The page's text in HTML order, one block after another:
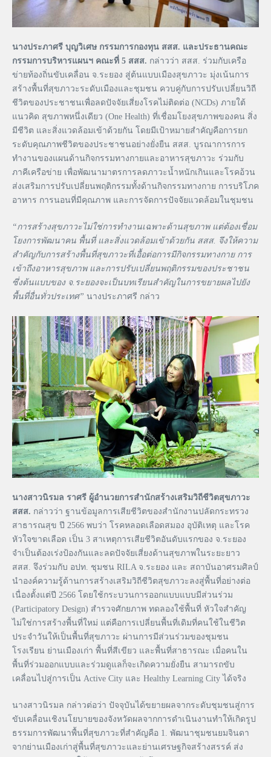
นางประภาศรี บุญวิเศษ กรรมการกองทุน สสส. และประธานคณะ
กรรมการบริหารแผนฯ คณะที่ 5 สสส. กล่าวว่า สสส. ร่วมกับเครือ
ข่ายท้องถิ่นขับเคลื่อน จ.ระยอง สู่ต้นแบบเมืองสุขภาวะ มุ่งเน้นการ
สร้างพื้นที่สุขภาวะระดับเมืองและชุมชน ควบคู่กับการปรับเปลี่ยนวิถี
ชีวิตของประชาชนเพื่อลดปัจจัยเสี่ยงโรคไม่ติดต่อ (NCDs) ภายใต้
แนวคิด สุขภาพหนึ่งเดียว (One Health) ที่เชื่อมโยงสุขภาพของคน สิ่ง
มีชีวิต และสิ่งแวดล้อมเข้าด้วยกัน โดยมีเป้าหมายสำคัญคือการยก
ระดับคุณภาพชีวิตของประชาชนอย่างยั่งยืน สสส. บูรณาการการ
ทำงานของแผนด้านกิจกรรมทางกายและอาหารสุขภาวะ ร่วมกับ
ภาคีเครือข่าย เพื่อพัฒนามาตรการลดภาวะน้ำหนักเกินและโรคอ้วน
ส่งเสริมการปรับเปลี่ยนพฤติกรรมทั้งด้านกิจกรรมทางกาย การบริโภค
อาหาร การนอนที่มีคุณภาพ และการจัดการปัจจัยแวดล้อมในชุมชน
“การสร้างสุขภาวะไม่ใช่การทำงานเฉพาะด้านสุขภาพ แต่ต้องเชื่อม
โยงการพัฒนาคน พื้นที่ และสิ่งแวดล้อมเข้าด้วยกัน สสส. จึงให้ความ
สำคัญกับการสร้างพื้นที่สุขภาวะที่เอื้อต่อการมีกิจกรรมทางกาย การ
เข้าถึงอาหารสุขภาพ และการปรับเปลี่ยนพฤติกรรมของประชาชน
ซึ่งต้นแบบของ จ.ระยองจะเป็นบทเรียนสำคัญในการขยายผลไปยัง
พื้นที่อื่นทั่วประเทศ” นางประภาศรี กล่าว
นางสาวนิรมล ราศรี ผู้อำนวยการสำนักสร้างเสริมวิถีชีวิตสุขภาวะ
สสส. กล่าวว่า ฐานข้อมูลการเสียชีวิตของสำนักงานปลัดกระทรวง
สาธารณสุข ปี 2566 พบว่า โรคหลอดเลือดสมอง อุบัติเหตุ และโรค
หัวใจขาดเลือด เป็น 3 สาเหตุการเสียชีวิตอันดับแรกของ จ.ระยอง
จำเป็นต้องเร่งป้องกันและลดปัจจัยเสี่ยงด้านสุขภาพในระยะยาว
สสส. จึงร่วมกับ อปท. ชุมชน RILA จ.ระยอง และ สถาบันอาศรมศิลป์
นำองค์ความรู้ด้านการสร้างเสริมวิถีชีวิตสุขภาวะลงสู่พื้นที่อย่างต่อ
เนื่องตั้งแต่ปี 2566 โดยใช้กระบวนการออกแบบแบบมีส่วนร่วม
(Participatory Design) สำรวจศักยภาพ ทดลองใช้พื้นที่ หัวใจสำคัญ
ไม่ใช่การสร้างพื้นที่ใหม่ แต่คือการเปลี่ยนพื้นที่เดิมที่คนใช้ในชีวิต
ประจำวันให้เป็นพื้นที่สุขภาวะ ผ่านการมีส่วนร่วมของชุมชน
โรงเรียน ย่านเมืองเก่า พื้นที่สีเขียว และพื้นที่สาธารณะ เมื่อคนใน
พื้นที่ร่วมออกแบบและร่วมดูแลก็จะเกิดความยั่งยืน สามารถขับ
เคลื่อนไปสู่การเป็น Active City และ Healthy Learning City ได้จริง
นางสาวนิรมล กล่าวต่อว่า ปัจจุบันได้ขยายผลจากระดับชุมชนสู่การ
ขับเคลื่อนเชิงนโยบายของจังหวัดผลจากการดำเนินงานทำให้เกิดรูป
ธรรมการพัฒนาพื้นที่สุขภาวะที่สำคัญคือ 1. พัฒนาชุมชนยมจินดา
จากย่านเมืองเก่าสู่พื้นที่สุขภาวะและย่านเศรษฐกิจสร้างสรรค์ ส่ง